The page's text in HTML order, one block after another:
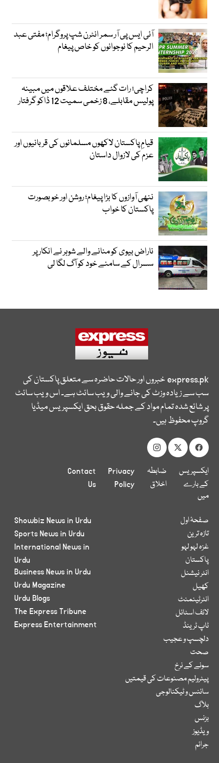
آئی ایس پی آر سمر انٹرن شپ پروگرام؛ مفتی عبد
الرحیم کا نوجوانوں کو خاص پیغام
کراچی؛ رات گئے مختلف علاقوں میں مبینہ
پولیس مقابلے، 8 زخمی سمیت 12 ڈاکو گرفتار
قیامِ پاکستان لاکھوں مسلمانوں کی قربانیوں اور
عزم کی لازوال داستان
ننھی آوازوں کا بڑا پیغام؛ روشن اور خوبصورت
پاکستان کا خواب
ناراض بیوی کو منانے والے شوہر نے انکار پر
سسرال کے سامنے خود کو آگ لگا لی
express.pkخبروں اور حالات حاضرہ سے متعلق پاکستان کی
سب سے زیادہ وزٹ کی جانے والی ویب سائٹ ہے۔ اس ویب سائٹ
پر شائع شدہ تمام مواد کے جملہ حقوق بحق ایکسپریس میڈیا
گروپ محفوظ ہیں۔
ایکسپریس
کے بارے
میں
ضابطہ
اخلاق
Privacy
Policy
Contact
Us
صفحۂ اول
تازہ ترین
غزہ لہو لہو
پاکستان
انٹر نیشنل
کھیل
انٹرٹینمنٹ
لائف اسٹائل
ٹاپ ٹرینڈ
دلچسپ و عجیب
صحت
سونے کے نرخ
پیٹرولیم مصنوعات کی قیمتیں
سائنس و ٹیکنالوجی
بلاگ
بزنس
ویڈیوز
جرائم
Showbiz News in Urdu
Sports News in Urdu
International News in
Urdu
Business News in Urdu
Urdu Magazine
Urdu Blogs
The Express Tribune
Express Entertainment